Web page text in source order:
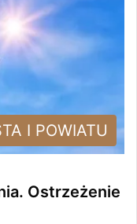
I POWIATU
Ostrzeżenie